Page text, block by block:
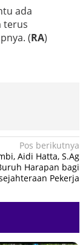
ada
terus
(RA)
Pos berikutnya
Aidi Hatta, S.Ag
Harapan bagi
Pekerja